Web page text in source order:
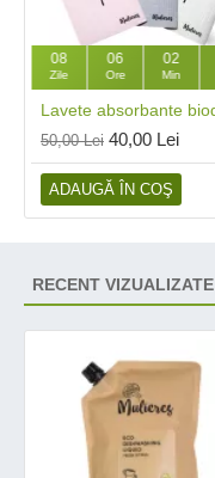
08
Zile
06
Ore
02
Min
50,00 Lei 40,00 Lei
ADAUGĂ ÎN COŞ
RECENT VIZUALIZATE